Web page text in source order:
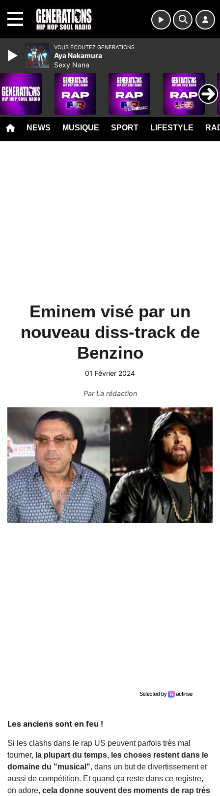
NEWS MUSIQUE SPORT LIFESTYLE
Eminem visé par un
nouveau diss-track de
Benzino
01 Février 2024
ParLa rédaction
Les anciens sont en feu !
Si les clashs dans le rap US peuvent parfois très mal
tourner, la plupart du temps, les choses restent dans le
domaine du "musical", dans un but de divertissement et
aussi de compétition. Et quand ça reste dans ce registre,
on adore, cela donne souvent des moments de rap très
VOUS ÉCOUTEZ GENERATIONS
Aya Nakamura
Sexy Nana